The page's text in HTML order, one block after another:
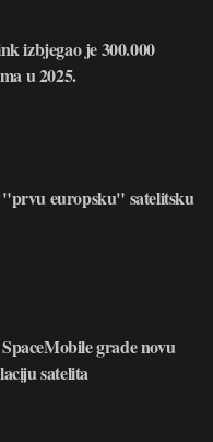
izbjegao je 300.000
u 2025.
europsku" satelitsku
grade novu
satelita